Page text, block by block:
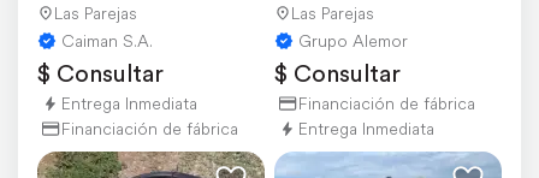
Las Parejas
Caiman S.A.
$ Consultar
Entrega Inmediata
Financiación de fábrica
Las Parejas
Grupo Alemor
$ Consultar
Financiación de fábrica
Entrega Inmediata